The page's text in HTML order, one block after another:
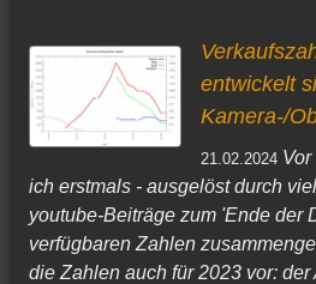
entwickelt
Kamera-/
21.02.2024
ich erstmals - ausgelöst durch
youtube-Beiträge zum 'Ende der
verfügbaren Zahlen
die Zahlen auch für 2023 vor: